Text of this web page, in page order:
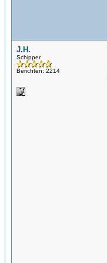
J.H.
Schipper
Berichten: 2214